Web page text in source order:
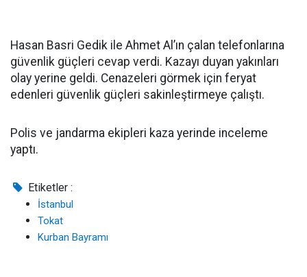
Hasan Basri Gedik ile Ahmet Al’ın çalan telefonlarına
güvenlik güçleri cevap verdi. Kazayı duyan yakınları
olay yerine geldi. Cenazeleri görmek için feryat
edenleri güvenlik güçleri sakinleştirmeye çalıştı.
Polis ve jandarma ekipleri kaza yerinde inceleme
yaptı.
Etiketler :
İstanbul
Tokat
Kurban Bayramı